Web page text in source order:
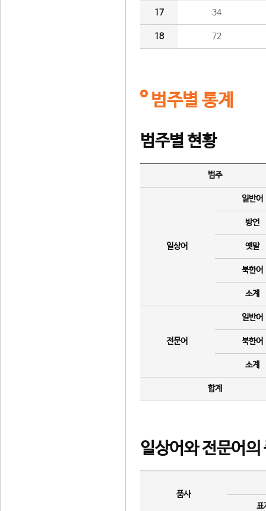
17 34
18 72
범주별 통계
범주별 현황
범주
일상어
일반어
방언
옛말
북한어
소계
전문어
일반어
북한어
소계
합계
일상어와 전문어의
품사
표